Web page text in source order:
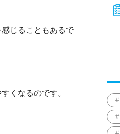
じることもあるで
くなるのです。